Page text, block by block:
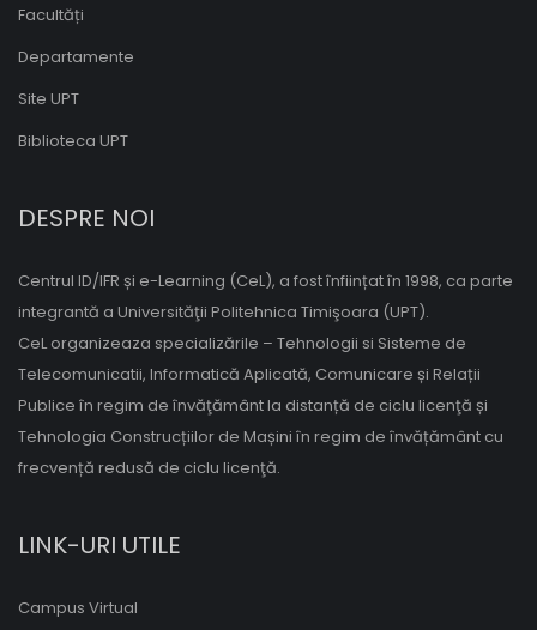
Facultăți
Departamente
Site UPT
Biblioteca UPT
DESPRE NOI
Centrul ID/IFR și e-Learning (CeL), a fost înființat în 1998, ca parte
integrantă a Universităţii Politehnica Timişoara (UPT).
CeL organizeaza specializările – Tehnologii si Sisteme de
Telecomunicatii, Informatică Aplicată, Comunicare și Relații
Publice în regim de învăţământ la distanță de ciclu licenţă și
Tehnologia Construcțiilor de Mașini în regim de învățământ cu
frecvență redusă de ciclu licenţă.
LINK-URI UTILE
Campus Virtual